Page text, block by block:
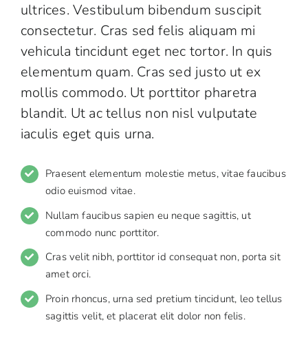
ultrices. Vestibulum bibendum suscipit
consectetur. Cras sed felis aliquam mi
vehicula tincidunt eget nec tortor. In quis
elementum quam. Cras sed justo ut ex
mollis commodo. Ut porttitor pharetra
blandit. Ut ac tellus non nisl vulputate
iaculis eget quis urna.
Praesent elementum molestie metus, vitae faucibus
odio euismod vitae.
Nullam faucibus sapien eu neque sagittis, ut
commodo nunc porttitor.
Cras velit nibh, porttitor id consequat non, porta sit
amet orci.
Proin rhoncus, urna sed pretium tincidunt, leo tellus
sagittis velit, et placerat elit dolor non felis.